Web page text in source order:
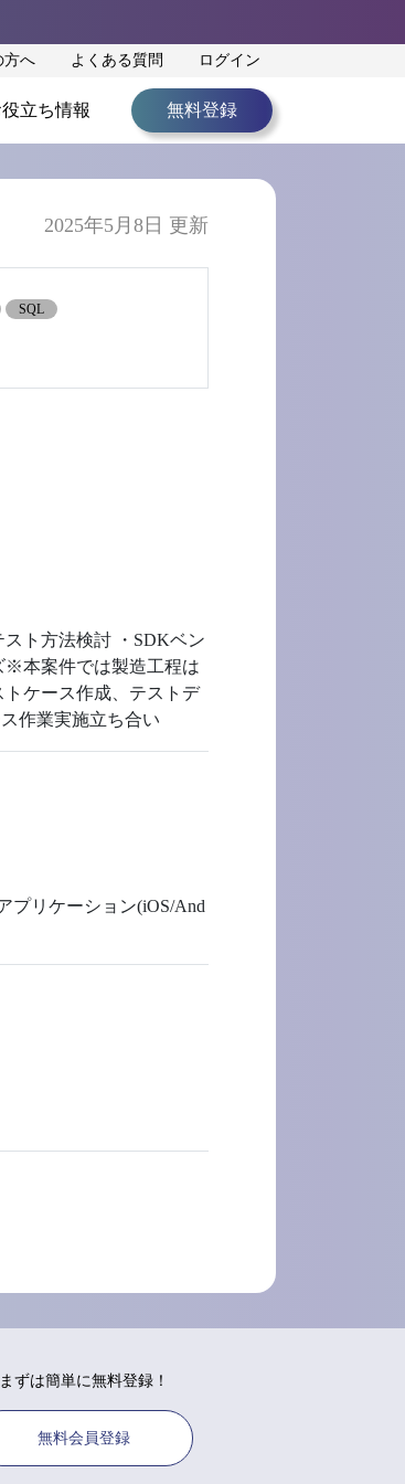
方へ よくある質問 ログイン
立ち情報 無料登録
2025年5月8日 更新
SQL
ト方法検討 ・SDKベン
※本案件では製造工程は
ケース作成、テストデ
作業実施立ち合い
プリケーション(iOS/And
まずは簡単に無料登録！
無料会員登録